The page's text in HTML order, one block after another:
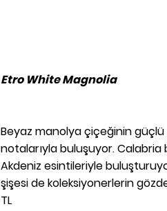
Etro White Magnolia
Beyaz manolya çiçeğinin güçlü
notalarıyla buluşuyor.
Akdeniz esintileriyle
şişesi de koleksiyonerlerin
TL